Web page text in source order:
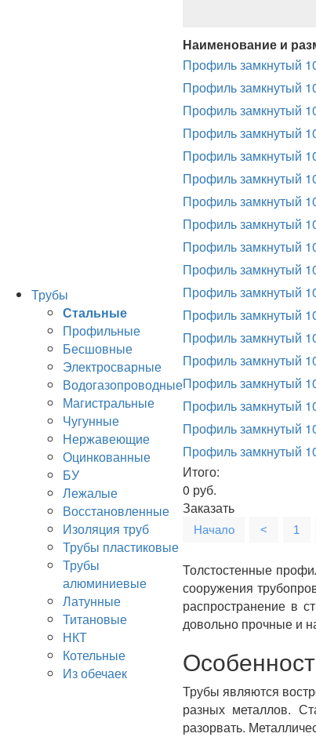
Трубы
Стальные
Профильные
Бесшовные
Электросварные
Водогазопроводные
Магистральные
Чугунные
Нержавеющие
Оцинкованные
БУ
Лежалые
Восстановленные
Изоляция труб
Трубы пластиковые
Трубы
алюминиевые
Латунные
Титановые
НКТ
Котельные
Из обечаек
Наименование и
Профиль замкнутый
Профиль замкнутый
Профиль замкнутый
Профиль замкнутый
Профиль замкнутый
Профиль замкнутый
Профиль замкнутый
Профиль замкнутый
Профиль замкнутый
Профиль замкнутый
Профиль замкнутый
Профиль замкнутый
Профиль замкнутый
Профиль замкнутый
Профиль замкнутый
Профиль замкнутый
Профиль замкнутый
Профиль замкнутый
Итого:
0 руб.
Заказать
Начало < 1
Толстостенные
сооружения
распространение в
довольно прочные и
Трубы являются
разных металлов.
разорвать.